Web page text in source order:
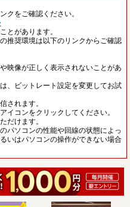
クをご確認ください。
とがあります。
推奨環境は以下のリンクからご確認
映像が正しく表示されないことがあ
、ビットレート設定を変更してお試
されます。
イコンをクリックしてください。
だけます。
パソコンの性能や回線の状態によっ
いはパソコンの操作ができない場合